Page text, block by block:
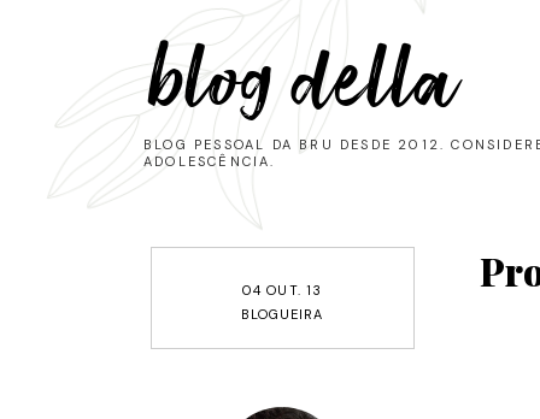
blog della
BLOG PESSOAL DA BRU DESDE 2012.
ADOLESCÊNCIA.
04 OUT. 13
BLOGUEIRA